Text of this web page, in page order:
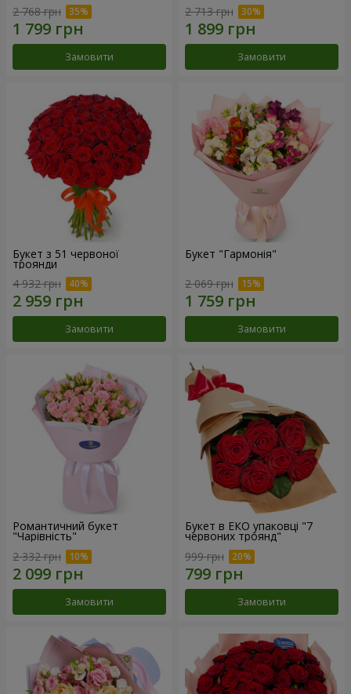
2 768 грн
Замовити
2 713 грн
Замовити
Букет з 51 червоної
троянди
4 932 грн
Замовити
Букет "Гармонія"
2 069 грн
Замовити
Романтичний букет
"Чарівність"
2 332 грн
Замовити
Букет в ЕКО упаковці "7
червоних троянд"
999 грн
Замовити